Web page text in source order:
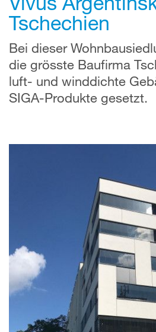
Tschechien
Bei dieser
die grösste Baufirma
luft- und winddichte
SIGA-Produkte gesetzt.